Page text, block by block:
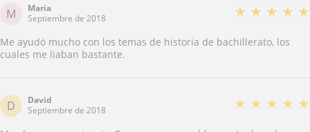
M
Maria
Septiembre de 2018
★ ★ ★ ★ ★
Me ayudó mucho con los temas de historia de bachillerato, los
cuales me liaban bastante.
D
David
Septiembre de 2018
★ ★ ★ ★ ★